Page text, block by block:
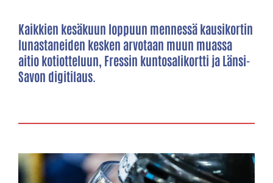
Kaikkien kesäkuun loppuun mennessä kausikortin
lunastaneiden kesken arvotaan muun muassa
aitio kotiotteluun, Fressin kuntosalikortti ja Länsi-
Savon digitilaus.